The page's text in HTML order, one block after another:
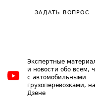
ЗАДАТЬ ВОПРОС
Экспертные
и новости обо всем,
с автомобильными
грузоперевозками,
Дзене